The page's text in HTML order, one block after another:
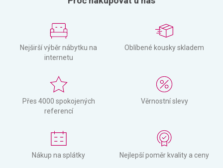
Nejširší výběr nábytku na
internetu
Oblíbené kousky skladem
Přes 4000 spokojených
referencí
Věrnostní slevy
Nákup na splátky Nejlepší poměr kvality a ceny